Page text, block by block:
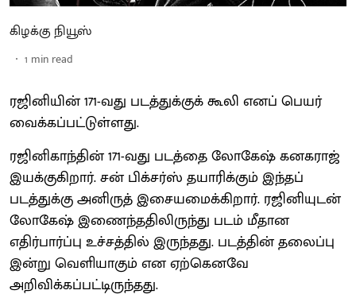
கிழக்கு நியூஸ்
1 min read
ரஜினியின் 171-வது படத்துக்குக் கூலி எனப் பெயர்
வைக்கப்பட்டுள்ளது.
ரஜினிகாந்தின் 171-வது படத்தை லோகேஷ் கனகராஜ்
இயக்குகிறார். சன் பிக்சர்ஸ் தயாரிக்கும் இந்தப்
படத்துக்கு அனிருத் இசையமைக்கிறார். ரஜினியுடன்
லோகேஷ் இணைந்ததிலிருந்து படம் மீதான
எதிர்பார்ப்பு உச்சத்தில் இருந்தது. படத்தின் தலைப்பு
இன்று வெளியாகும் என ஏற்கெனவே
அறிவிக்கப்பட்டிருந்தது.